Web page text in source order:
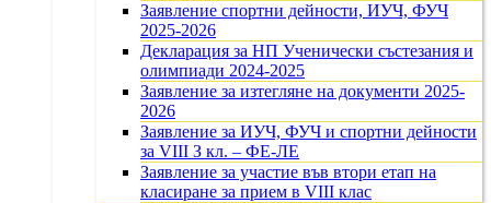
Заявление спортни дейности, ИУЧ, ФУЧ
2025-2026
Декларация за НП Ученически състезания и
олимпиади 2024-2025
Заявление за изтегляне на документи 2025-
2026
Заявление за ИУЧ, ФУЧ и спортни дейности
за VIII З кл. – ФЕ-ЛЕ
Заявление за участие във втори етап на
класиране за прием в VIII клас